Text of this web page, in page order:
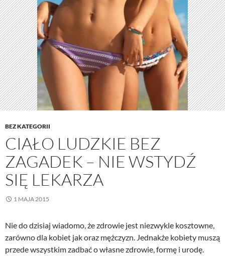
BEZ KATEGORII
CIAŁO LUDZKIE BEZ
ZAGADEK – NIE WSTYDŹ
SIĘ LEKARZA
1 MAJA 2015
Nie do dzisiaj wiadomo, że zdrowie jest niezwykle kosztowne,
zarówno dla kobiet jak oraz mężczyzn. Jednakże kobiety muszą
przede wszystkim zadbać o własne zdrowie, formę i urodę.